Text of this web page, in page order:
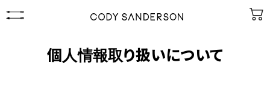
個人情報取り扱いについて